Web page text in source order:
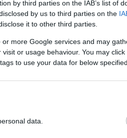
by third parties on the IAB’s list of
by us to third parties on the
it to other third parties.
more Google services and may
or usage behaviour. You may
to use your data for below
data.
. Il concetto di sé
mentre
Per esempio,
dipende dalla
influenzato